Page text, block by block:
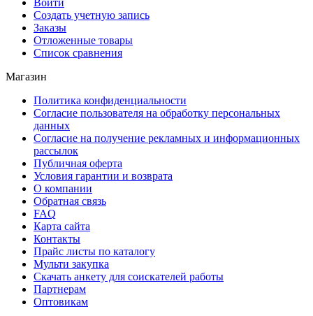
Создать учетную запись
Заказы
Отложенные товары
Список сравнения
Магазин
Политика конфиденциальности
Согласие пользователя на обработку персональных
данных
Согласие на получение рекламных и информационных
рассылок
Публичная оферта
Условия гарантии и возврата
О компании
Обратная связь
FAQ
Карта сайта
Контакты
Прайс листы по каталогу
Мульти закупка
Скачать анкету для соискателей работы
Партнерам
Оптовикам